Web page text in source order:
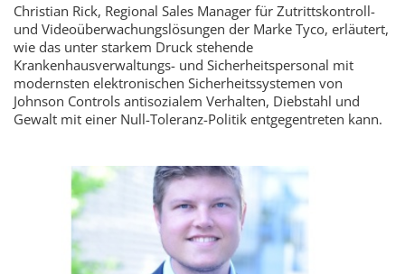
Christian Rick, Regional Sales Manager für Zutrittskontroll-
und Videoüberwachungslösungen der Marke Tyco, erläutert,
wie das unter starkem Druck stehende
Krankenhausverwaltungs- und Sicherheitspersonal mit
modernsten elektronischen Sicherheitssystemen von
Johnson Controls antisozialem Verhalten, Diebstahl und
Gewalt mit einer Null-Toleranz-Politik entgegentreten kann.